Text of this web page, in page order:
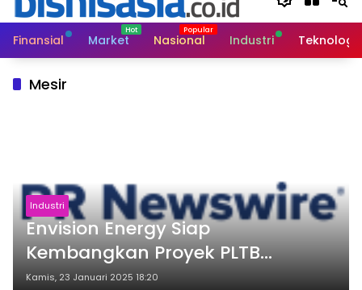
Finansial Market Nasional Industri Teknologi
Mesir
Industri
Envision Energy Siap
Kembangkan Proyek PLTB
Berskala Gigawatt di Mesir
Kamis, 23 Januari 2025 18:20